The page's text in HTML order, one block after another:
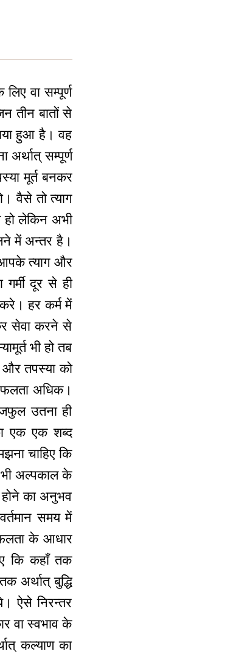
वा सम्पूर्ण
तीन बातों से
हुआ है। वह
अर्थात् सम्पूर्ण
मूर्त बनकर
वैसे तो त्याग
हो लेकिन अभी
में अन्तर है।
आपके त्याग और
दूर से ही
हर कर्म में
सेवा करने से
भी हो तब
और तपस्या को
अधिक।
उतना ही
एक एक शब्द
चाहिए कि
अल्पकाल के
होने का अनुभव
समय में
के आधार
कि कहाँ तक
अर्थात् बुद्धि
ऐसे निरन्तर
वा स्वभाव के
कल्याण का